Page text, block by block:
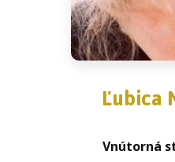
Ľubica
Vnútorná